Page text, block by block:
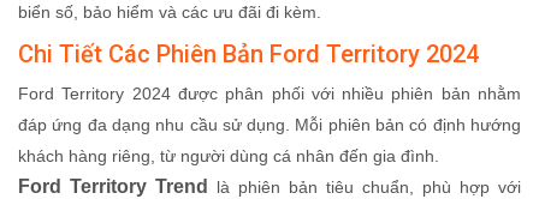
biển số, bảo hiểm và các ưu đãi đi kèm.
Chi Tiết Các Phiên Bản Ford Territory 2024
Ford Territory 2024 được phân phối với nhiều phiên bản nhằm
đáp ứng đa dạng nhu cầu sử dụng. Mỗi phiên bản có định hướng
khách hàng riêng, từ người dùng cá nhân đến gia đình.
Ford Territory Trend
là phiên bản tiêu chuẩn, phù hợp với